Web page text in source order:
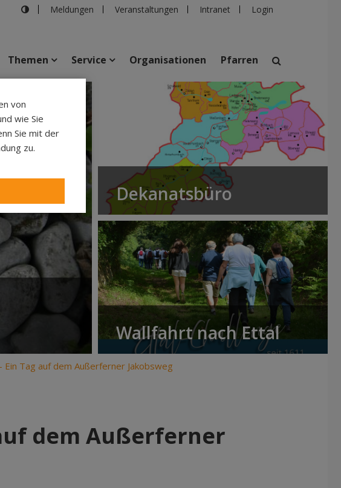
Meldungen Veranstaltungen Intranet Login
suchen
Veranstaltungen Pfarren Einrichtungen
Themen Service Organisationen Pfarren
Dekanatsbüro
Wallfahrt nach Ettal
Ein Tag auf dem Außerferner Jakobsweg
auf dem Außerferner
von
wie Sie
Sie mit der
zu.